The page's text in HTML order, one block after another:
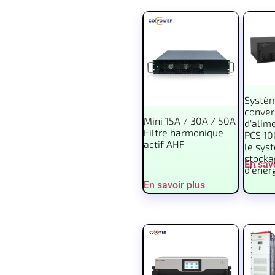
Mini 15A / 30A / 50A
Filtre harmonique
actif AHF
En savoir plus
PCS
le
En